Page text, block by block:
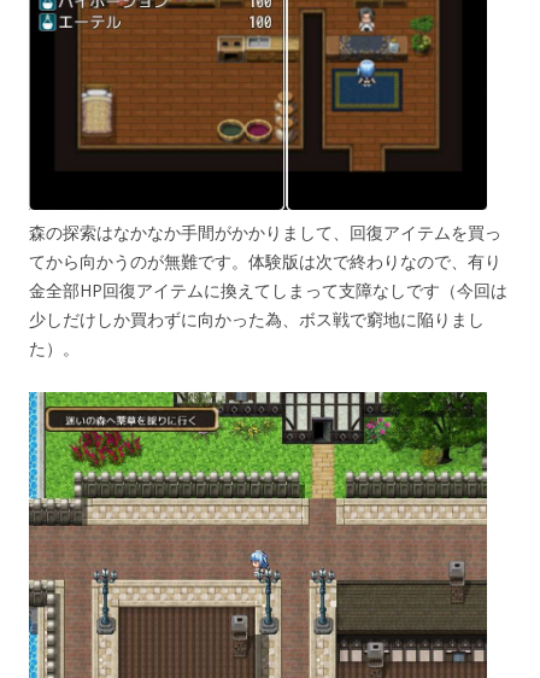
森の探索はなかなか手間がかかりまして、回復アイテムを買っ
てから向かうのが無難です。体験版は次で終わりなので、有り
金全部HP回復アイテムに換えてしまって支障なしです（今回は
少しだけしか買わずに向かった為、ボス戦で窮地に陥りまし
た）。